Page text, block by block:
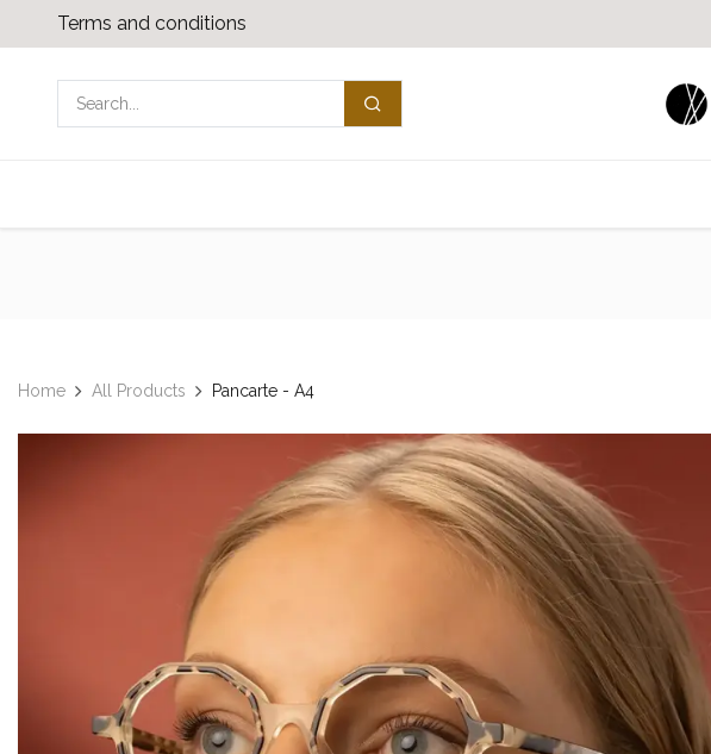
Overslaan naar inhoud
Terms and conditions
Home All Products Pancarte - A4